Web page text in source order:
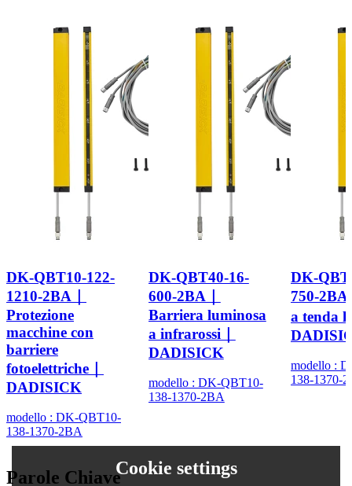
DK-QBT10-122-
1210-2BA｜
Protezione
macchine con
barriere
fotoelettriche｜
DADISICK
modello : DK-QBT10-
138-1370-2BA
DK-QBT40-16-
600-2BA｜
Barriera luminosa
a infrarossi｜
DADISICK
modello : DK-QBT10-
138-1370-2BA
DK-
750-2BA
a tenda
modello :
138-1370-
Parole ChiaveCookie settings